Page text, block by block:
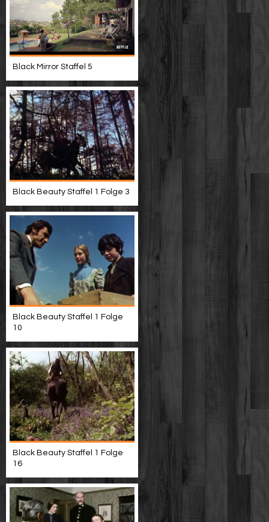
Black Mirror Staffel 5
Black Beauty Staffel 1 Folge 3
Black Beauty Staffel 1 Folge
10
Black Beauty Staffel 1 Folge
16